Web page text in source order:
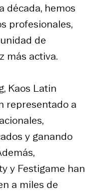
década, hemos
profesionales,
de
más activa.​
Kaos Latin
representado a
y ganando
y Festigame han
a miles de